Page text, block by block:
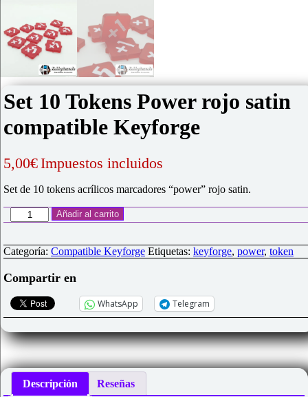
Set 10 Tokens Power rojo satin
compatible Keyforge
5,00€Impuestos incluidos
Set de 10 tokens acrílicos marcadores “power” rojo satin.
10
Power
rojo
satin
compatible
Keyforge
cantidad
Añadir al carrito
Categoría: Compatible Keyforge Etiquetas: keyforge, power, token
Compartir en
WhatsApp Telegram
Descripción Reseñas